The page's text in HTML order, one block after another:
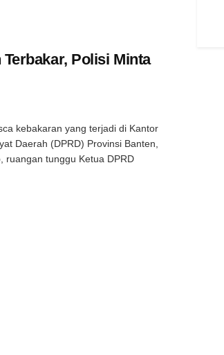
Polisi Minta
kebakaran yang terjadi di Kantor
Daerah (DPRD) Provinsi Banten,
ruangan tunggu Ketua DPRD